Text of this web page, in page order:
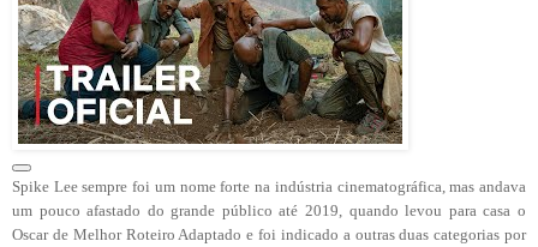
Spike Lee sempre foi um nome forte na indústria cinematográfica, mas andava
um pouco afastado do grande público até 2019, quando levou para casa o
Oscar de Melhor Roteiro Adaptado e foi indicado a outras duas categorias por